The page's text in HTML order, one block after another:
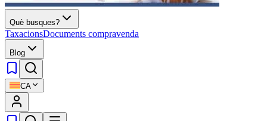
Què busques?
TaxacionsDocuments compravenda
Blog
CA